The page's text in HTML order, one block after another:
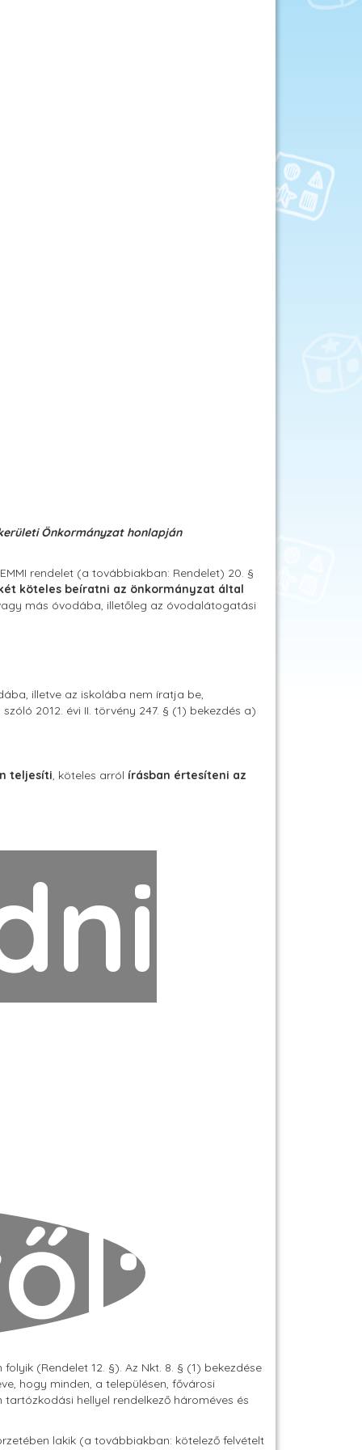
Önkormányzat honlapján
rendelet (a továbbiakban: Rendelet) 20. §
köteles beíratni az önkormányzat által
más óvodába, illetőleg az óvodalátogatási
illetve az iskolába nem íratja be,
2012. évi II. törvény 247. § (1) bekezdés a)
teljesíti, köteles arról írásban értesíteni az
(Rendelet 12. §). Az Nkt. 8. § (1) bekezdése
hogy minden, a településen, fővárosi
hellyel rendelkező hároméves és
lakik (a továbbiakban: kötelező felvételt